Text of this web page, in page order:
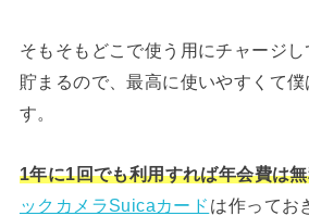
そもそもどこで使う用にチャージ
貯まるので、最高に使いやすくて
す。
1年に1回でも利用すれば年会費は
ックカメラSuicaカード は作ってお